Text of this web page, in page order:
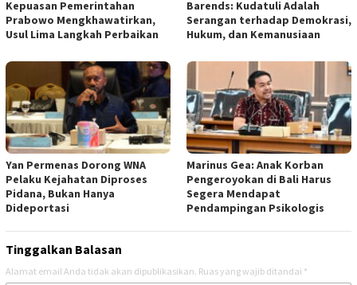
Kepuasan Pemerintahan
Prabowo Mengkhawatirkan,
Usul Lima Langkah Perbaikan
Barends: Kudatuli Adalah
Serangan terhadap Demokrasi,
Hukum, dan Kemanusiaan
Yan Permenas Dorong WNA
Pelaku Kejahatan Diproses
Pidana, Bukan Hanya
Dideportasi
Marinus Gea: Anak Korban
Pengeroyokan di Bali Harus
Segera Mendapat
Pendampingan Psikologis
Tinggalkan Balasan
Alamat email Anda tidak akan dipublikasikan. Ruas yang wajib ditandai *